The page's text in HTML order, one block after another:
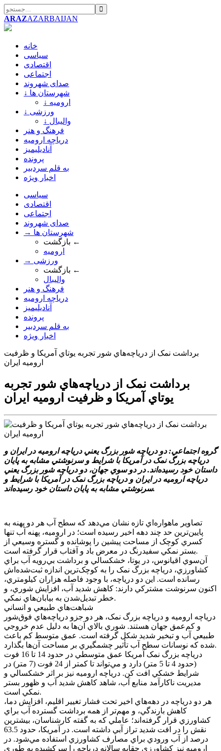
ARAZAZARBAIJAN
خانه
سیاسی
اقتصادی
اجتماعی
صدای شهروند
↓ شهرستان ها
↓ ارومیه
↓ ورزشی
↓ والیبال
فرهنگ و هنر
دریاچه ارومیه
آنادیلیمیز
پرونده
به قلم سردبیر
اخبار ویژه
سیاسی
اقتصادی
اجتماعی
صدای شهروند
→ شهرستان ها
بازگشت ←
ارومیه
→ ورزشی
بازگشت ←
والیبال
فرهنگ و هنر
دریاچه ارومیه
آنادیلیمیز
پرونده
به قلم سردبیر
اخبار ویژه
برداشت نمک از درياچه‌هاي شور تجربه يوتاي آمريکا و ظرفيت
اروميه ايران
برداشت نمک از درياچه‌هاي شور تجربه
يوتاي آمريکا و ظرفيت اروميه ايران
گروه اجتماعي: دو درياچه شور بزرگ يعني درياچه اروميه در ايران و
درياچه بزرگ نمک در آمريکا با شرايط و سرنوشتي مشابه به پايان
داستان خود رسيده‌اند. در دو سوي جهان، دو درياچه شور بزرگ يعني
درياچه اروميه در ايران و درياچه بزرگ نمک در آمريکا با شرايط و
سرنوشتي مشابه به پايان داستان خود رسيده‌اند.
تصاوير ماهواره‌اي تازه نشان مي‌دهد که سطح آب هر دو پهنه به
پايين‌ترين حد چند دهه اخير رسيده است؛ در اروميه، پهنه آب تنها
کسري کوچک از مساحت پيشين را پوشانده و گستره وسيعي از
بستر نمکي سفيدرنگ در معرض باد و آفتاب قرار گرفته است.
آن‌سوي اقيانوس، در يوتا، خشکسالي و برداشت بي‌رويه آب براي
کشاورزي، درياچه بزرگ نمک را به کوچک‌ترين اندازه ثبت‌شده‌اش
رسانده است. اين دو درياچه، با وجود فاصله هزاران کيلومتري،
اکنون سرنوشت مشترکي دارند: کاهش شديد آب، افزايش شوري، و
خطر تبديل‌شدن به بيابان‌هاي نمکي.
شباهت‌هاي طبيعي و انساني
درياچه اروميه و درياچه بزرگ نمک، هر دو جزو درياچه‌هاي فوق‌شور
و کم‌عمق جهان هستند. شوري بالاي آن‌ها به دليل عدم خروجي
طبيعي آب و تبخير شديد شکل گرفته است. عمق متوسط کم باعث
شده که نوسانات سطح آب تأثير چشمگيري بر مساحت آن‌ها بگذارد.
درياچه بزرگ نمک آمريکا عمق متوسطي در حدود 14 تا 16 فوت
(حدود 4 تا 5 متر) دارد و مي‌تواند تا کمتر از 24 فوت (7 متر) در
شرايط خشکي افت کن. درياچه اروميه نيز بر اثر خشکسالي و
مديريت ناکارآمد منابع آب، شاهد کاهش شديد آب و ظهور بستر
نمکي است.
هر دو درياچه در دهه‌هاي اخير تحت فشار تغيير اقليم، افزايش دما،
کاهش بارندگي، و مهم‌تر از همه برداشت گسترده آب براي
کشاورزي قرار گرفته‌اند؛ عاملي که به گفته کارشناسان، بيشترين
نقش را در افت شديد تراز آبي داشته است. در آمريکا، حدود 63.5
درصد از آب ورودي براي مصارف کشاورزي استفاده مي‌شود. در
اروميه نيز کشاورزي حقابه سالانه درياچه را سرکشيده به طوري